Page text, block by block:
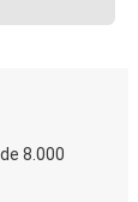
8.000